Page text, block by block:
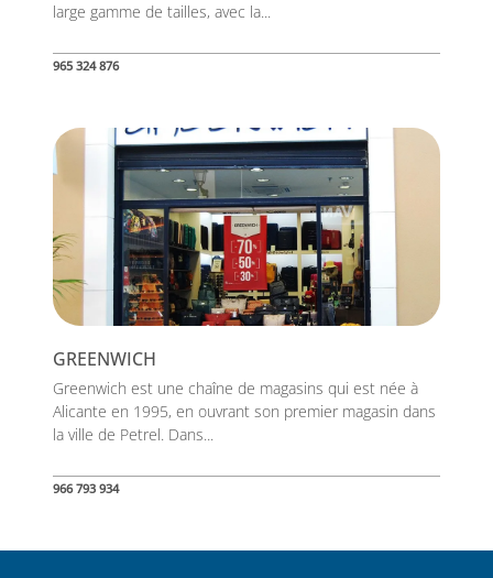
large gamme de tailles, avec la...
965 324 876
GREENWICH
Greenwich est une chaîne de magasins qui est née à
Alicante en 1995, en ouvrant son premier magasin dans
la ville de Petrel. Dans...
966 793 934